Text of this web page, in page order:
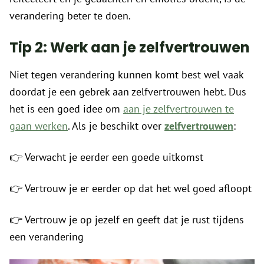
verandering beter te doen.
Tip 2: Werk aan je zelfvertrouwen
Niet tegen verandering kunnen komt best wel vaak
doordat je een gebrek aan zelfvertrouwen hebt. Dus
het is een goed idee om aan je zelfvertrouwen te
gaan werken. Als je beschikt over zelfvertrouwen:
👉 Verwacht je eerder een goede uitkomst
👉 Vertrouw je er eerder op dat het wel goed afloopt
👉 Vertrouw je op jezelf en geeft dat je rust tijdens
een verandering